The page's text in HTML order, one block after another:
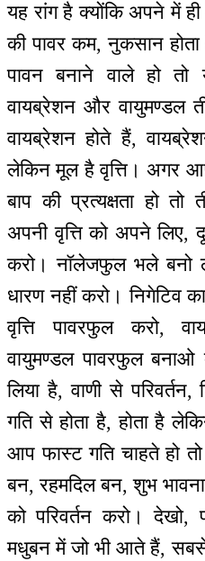
यह रांग है क्योंकि अपने में
की पावर कम, नुकसान
पावन बनाने वाले हो तो
वायब्रेशन और वायुमण्डल
वायब्रेशन होते हैं,
लेकिन मूल है वृत्ति। अगर
बाप की प्रत्यक्षता हो
अपनी वृत्ति को अपने लिए,
करो। नॉलेजफुल भले बनो
धारण नहीं करो। निगेटिव
वृत्ति पावरफुल करो,
वायुमण्डल पावरफुल
लिया है, वाणी से परिवर्तन,
गति से होता है, होता है
आप फास्ट गति चाहते हो
बन, रहमदिल बन, शुभ
को परिवर्तन करो।
मधुबन में जो भी आते हैं, सबसे